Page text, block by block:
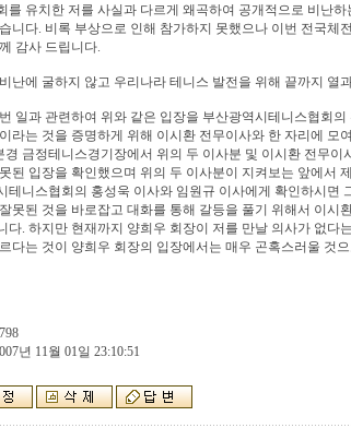
를 유치한 저를 사실과 다르게 왜곡하여 공개적으로 비난
니다. 비록 부상으로 인해 참가하지 못했으나 이번 전국
감사 드립니다.
난에 굴하지 않고 우리나라 테니스 발전을 위해 끝까지 열
일과 관련하여 위와 같은 입장을 부산광역시테니스협회
라는 것을 증명하게 위해 이시환 전무이사와 한 자리에 모
경 금정테니스경기장에서 위의 두 이사분 및 이시환 전무
된 입장을 확인했으며 위의 두 이사분이 지켜보는 앞에서
테니스협회의 홍성욱 이사와 임원규 이사에게 확인하시면
못된 것을 바로잡고 대화를 통해 갈등을 풀기 위해서 이
다. 하지만 현재까지 양희우 회장이 저를 만날 의사가 없다
다는 것이 양희우 회장의 입장에서는 매우 곤혹스러울 것
년 11월 01일 23:10:51